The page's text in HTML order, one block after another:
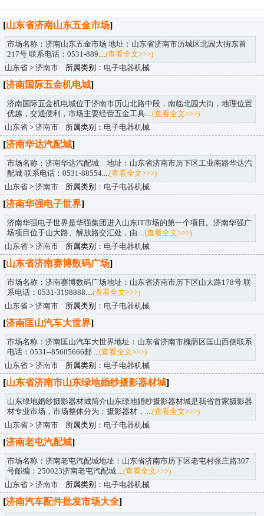
[山东省济南山东五金市场]
市场名称：济南山东五金市场 地址：山东省济南市历城区北园大街东首
217号 联系电话：0531-889.... (查看全文>>>)
山东省 > 济南市 所属类别： 电子电器机械
[济南国际五金机电城]
济南国际五金机电城位于济南市历山北路中段，南临北园大街，地理位置
优越，交通便利，市场主要经营五金工具.... (查看全文>>>)
山东省 > 济南市 所属类别： 电子电器机械
[济南华达汽配城]
市场名称：济南华达汽配城 地址：山东省济南市历下区工业南路华达汽
配城 联系电话：0531-88554.... (查看全文>>>)
山东省 > 济南市 所属类别： 电子电器机械
[济南华强电子世界]
济南华强电子世界是华强集团进入山东IT市场的第一个项目。济南华强广
场项目位于山大路、解放路交汇处，由.... (查看全文>>>)
山东省 > 济南市 所属类别： 电子电器机械
[山东省济南赛博数码广场]
市场名称：济南赛博数码广场地址：山东省济南市历下区山大路178号 联
系电话：0531-3198888.... (查看全文>>>)
山东省 > 济南市 所属类别： 电子电器机械
[济南匡山汽车大世界]
市场名称：济南匡山汽车大世界地址：山东省济南市槐荫区匡山西侧联系
电话：0531--85605666邮.... (查看全文>>>)
山东省 > 济南市 所属类别： 电子电器机械
[山东省济南市山东绿地婚纱摄影器材城]
山东绿地婚纱摄影器材城简介山东绿地婚纱摄影器材城是我省首家摄影器
材专业市场，市场整体分为：摄影器材，.... (查看全文>>>)
山东省 > 济南市 所属类别： 电子电器机械
[济南老屯汽配城]
市场名称：济南老屯汽配城地址：山东省济南市历下区老屯村张庄路307
号邮编：250023济南老屯汽配城.... (查看全文>>>)
山东省 > 济南市 所属类别： 电子电器机械
[济南汽车配件批发市场大全]